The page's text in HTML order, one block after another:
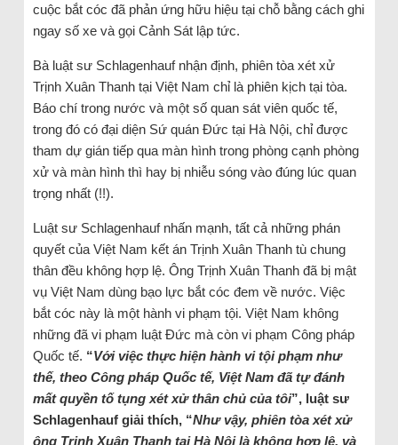
cuộc bắt cóc đã phản ứng hữu hiệu tại chỗ bằng cách ghi
ngay số xe và gọi Cảnh Sát lập tức.
Bà luật sư Schlagenhauf nhận định, phiên tòa xét xử
Trịnh Xuân Thanh tại Việt Nam chỉ là phiên kịch tại tòa.
Báo chí trong nước và một số quan sát viên quốc tế,
trong đó có đại diện Sứ quán Đức tại Hà Nội, chỉ được
tham dự gián tiếp qua màn hình trong phòng cạnh phòng
xử và màn hình thì hay bị nhiễu sóng vào đúng lúc quan
trọng nhất (!!).
Luật sư Schlagenhauf nhấn mạnh, tất cả những phán
quyết của Việt Nam kết án Trịnh Xuân Thanh tù chung
thân đều không hợp lệ. Ông Trịnh Xuân Thanh đã bị mật
vụ Việt Nam dùng bạo lực bắt cóc đem về nước. Việc
bắt cóc này là một hành vi phạm tội. Việt Nam không
những đã vi phạm luật Đức mà còn vi phạm Công pháp
Quốc tế. “Với việc thực hiện hành vi tội phạm như
thế, theo Công pháp Quốc tế, Việt Nam đã tự đánh
mất quyền tố tụng xét xử thân chủ của tôi”, luật sư
Schlagenhauf giải thích, “Như vậy, phiên tòa xét xử
ông Trịnh Xuân Thanh tại Hà Nội là không hợp lệ, và